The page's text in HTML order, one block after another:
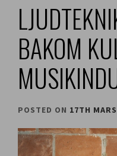
BAKOM
POSTED ON 17TH